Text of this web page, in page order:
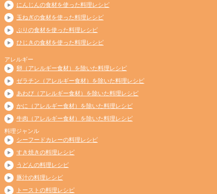
にんじんの食材を使った料理レシピ
玉ねぎの食材を使った料理レシピ
ぶりの食材を使った料理レシピ
ひじきの食材を使った料理レシピ
アレルギー
卵（アレルギー食材）を除いた料理レシピ
ゼラチン（アレルギー食材）を除いた料理レシピ
あわび（アレルギー食材）を除いた料理レシピ
かに（アレルギー食材）を除いた料理レシピ
牛肉（アレルギー食材）を除いた料理レシピ
料理ジャンル
シーフードカレーの料理レシピ
すき焼きの料理レシピ
うどんの料理レシピ
豚汁の料理レシピ
トーストの料理レシピ